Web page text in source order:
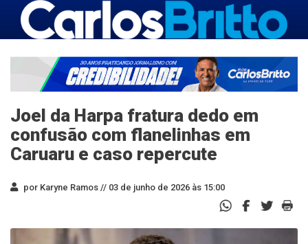
Joel da Harpa fratura dedo em
confusão com flanelinhas em
Caruaru e caso repercute
por Karyne Ramos // 03 de junho de 2026 às 15:00